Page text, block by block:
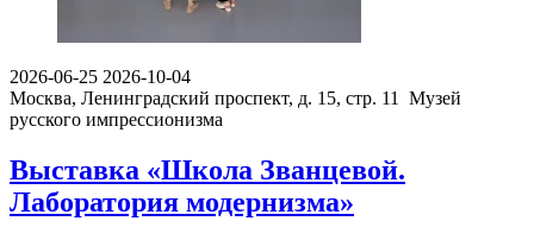
2026-06-25 2026-10-04
Москва, Ленинградский проспект, д. 15, стр. 11
Музей
русского импрессионизма
Выставка «Школа Званцевой.
Лаборатория модернизма»